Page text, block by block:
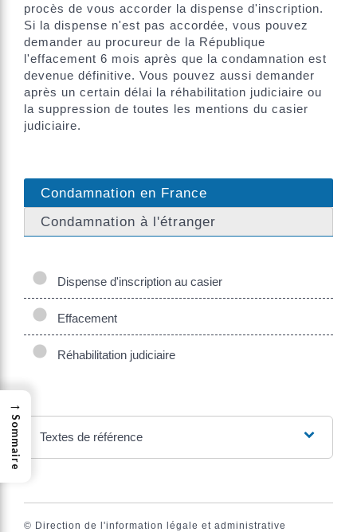
procès de vous accorder la dispense d'inscription.
Si la dispense n'est pas accordée, vous pouvez
demander au procureur de la République
l'effacement 6 mois après que la condamnation est
devenue définitive. Vous pouvez aussi demander
après un certain délai la réhabilitation judiciaire ou
la suppression de toutes les mentions du casier
judiciaire.
Condamnation en France
Condamnation à l'étranger
Dispense d'inscription au casier
Effacement
Réhabilitation judiciaire
Textes de référence
© Direction de l'information légale et administrative
→
Sommaire